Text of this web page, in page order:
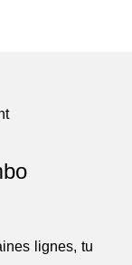
lignes, tu